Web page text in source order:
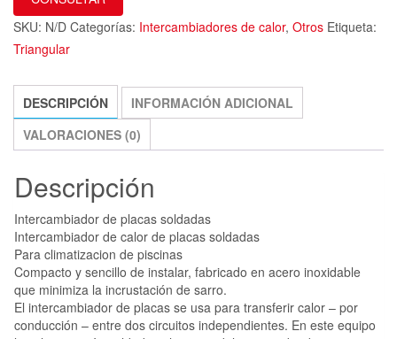
SKU: N/D Categorías: Intercambiadores de calor, Otros Etiqueta:
Triangular
DESCRIPCIÓN
INFORMACIÓN ADICIONAL
VALORACIONES (0)
Descripción
Intercambiador de placas soldadas
Intercambiador de calor de placas soldadas
Para climatizacion de piscinas
Compacto y sencillo de instalar, fabricado en acero inoxidable
que minimiza la incrustación de sarro.
El intercambiador de placas se usa para transferir calor – por
conducción – entre dos circuitos independientes. En este equipo